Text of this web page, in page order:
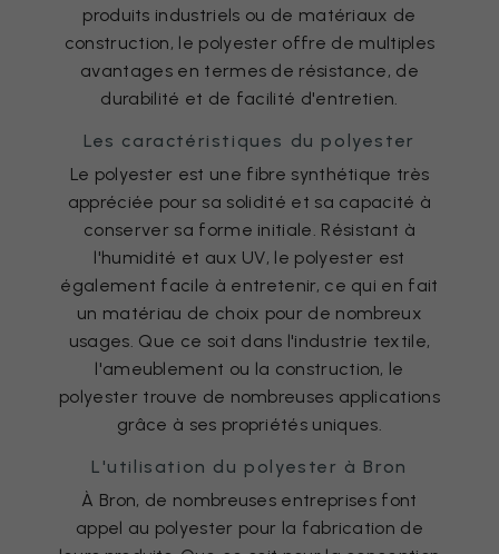
produits industriels ou de matériaux de
construction, le polyester offre de multiples
avantages en termes de résistance, de
durabilité et de facilité d'entretien.
Les caractéristiques du polyester
Le polyester est une fibre synthétique très
appréciée pour sa solidité et sa capacité à
conserver sa forme initiale. Résistant à
l'humidité et aux UV, le polyester est
également facile à entretenir, ce qui en fait
un matériau de choix pour de nombreux
usages. Que ce soit dans l'industrie textile,
l'ameublement ou la construction, le
polyester trouve de nombreuses applications
grâce à ses propriétés uniques.
L'utilisation du polyester à Bron
À Bron, de nombreuses entreprises font
appel au polyester pour la fabrication de